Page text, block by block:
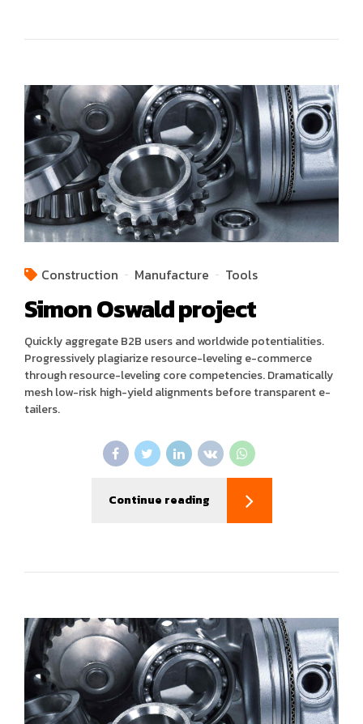
Construction Manufacture Tools
Simon Oswald project
Quickly aggregate B2B users and worldwide potentialities.
Progressively plagiarize resource-leveling e-commerce
through resource-leveling core competencies. Dramatically
mesh low-risk high-yield alignments before transparent e-
tailers.
Continue reading